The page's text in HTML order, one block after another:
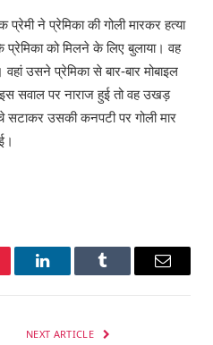
ने प्रेमिका की गोली मारकर हत्या
को मिलने के लिए बुलाया। वह
उसने प्रेमिका से बार-बार मोबाइल
सवाल पर नाराज हुई तो वह उखड़
उसकी कनपटी पर गोली मार
LinkedInTumblr Email
NEXT ARTICLE